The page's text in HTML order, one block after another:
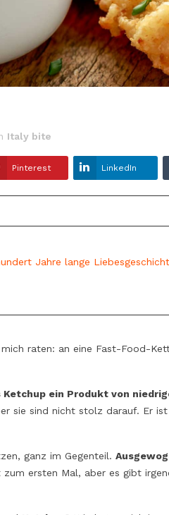
wird nicht nur Thunfisch
Ansichten
Bernsteinmakrelen direkt
Sie werden im
ausschließlich geangelt und
von Hand bearbeitet. Es
Italy bite
Pinterest LinkedIn
Jahre lange
raten: an eine Fast-Food-
ein Produkt von
sie sind nicht stolz darauf. Er
ganz im Gegenteil.
ersten Mal, aber es gibt